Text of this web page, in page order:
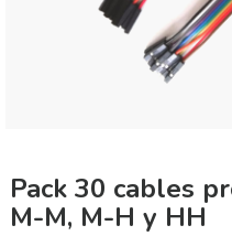
Pack 30 cables
M-M, M-H y HH